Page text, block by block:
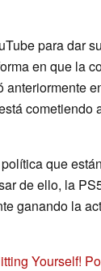
para dar
en que la
cometiendo
que
de ello, la
ganando la
Yourself!